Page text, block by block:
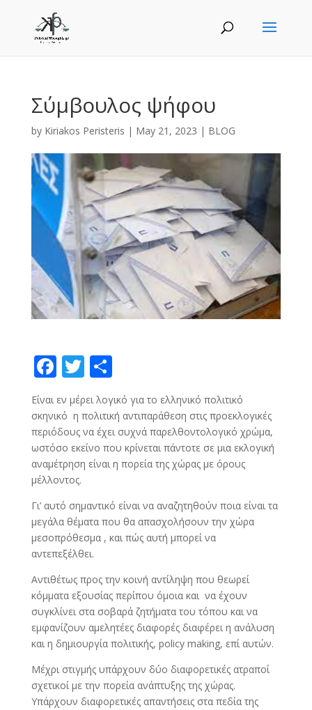
Σύμβουλος ψήφου
by Kiriakos Peristeris | May 21, 2023 | BLOG
F
ac
e
b
o
o
k
T
w
itt
er
S
h
ar
e
Είναι εν μέρει λογικό για το ελληνικό πολιτικό
σκηνικό η πολιτική αντιπαράθεση στις προεκλογικές
περιόδους να έχει συχνά παρελθοντολογικό χρώμα,
ωστόσο εκείνο που κρίνεται πάντοτε σε μια εκλογική
αναμέτρηση είναι η πορεία της χώρας με όρους
μέλλοντος.
Γι’ αυτό σημαντικό είναι να αναζητηθούν ποια είναι τα
μεγάλα θέματα που θα απασχολήσουν την χώρα
μεσοπρόθεσμα , και πώς αυτή μπορεί να
αντεπεξέλθει.
Αντιθέτως προς την κοινή αντίληψη που θεωρεί
κόμματα εξουσίας περίπου όμοια και να έχουν
συγκλίνει στα σοβαρά ζητήματα του τόπου και να
εμφανίζουν αμελητέες διαφορές διαφέρει η ανάλυση
και η δημιουργία πολιτικής, policy making, επί αυτών.
Μέχρι στιγμής υπάρχουν δύο διαφορετικές ατραποί
σχετικοί με την πορεία ανάπτυξης της χώρας.
Υπάρχουν διαφορετικές απαντήσεις στα πεδία της